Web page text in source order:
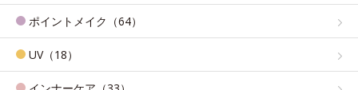
ポイントメイク（64）
UV（18）